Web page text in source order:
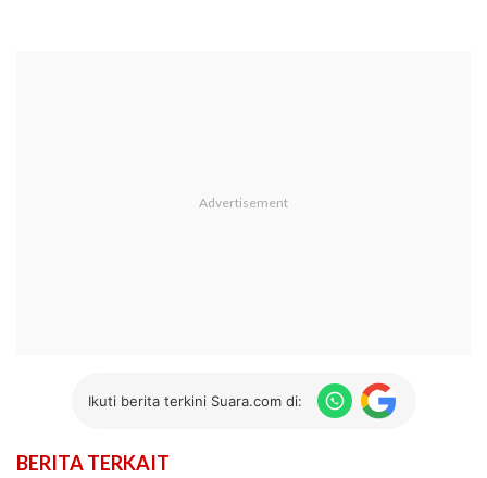
Ikuti berita terkini Suara.com di:
BERITA TERKAIT